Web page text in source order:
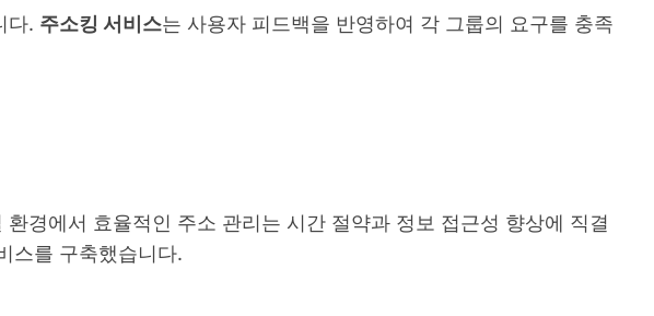
다. 주소킹 서비스는 사용자 피드백을 반영하여 각 그룹의 요구를 충족
경에서 효율적인 주소 관리는 시간 절약과 정보 접근성 향상에 직결
스를 구축했습니다.